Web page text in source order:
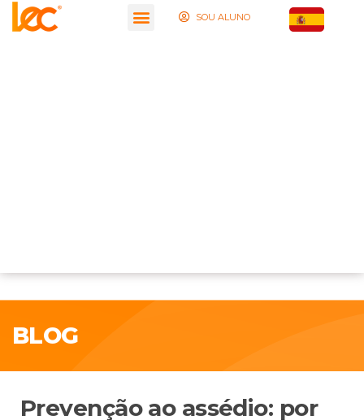
SOU ALUNO
BLOG
Prevenção ao assédio: por